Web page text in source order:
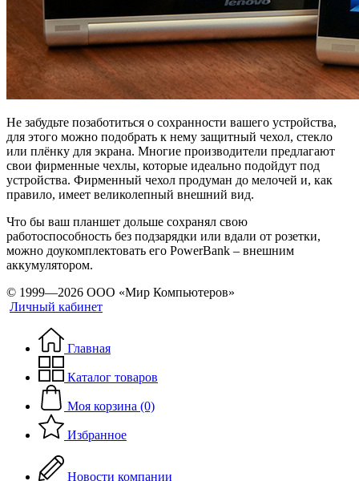
Не забудьте позаботиться о сохранности вашего устройства,
для этого можно подобрать к нему защитный чехол, стекло
или плёнку для экрана. Многие производители предлагают
свои фирменные чехлы, которые идеально подойдут под
устройства. Фирменный чехол продуман до мелочей и, как
правило, имеет великолепный внешний вид.
Что бы ваш планшет дольше сохранял свою
работоспособность без подзарядки или вдали от розетки,
можно доукомплектовать его PowerBank – внешним
аккумулятором.
© 1999—2026 ООО «Мир Компьютеров»
Личный кабинет
Главная
Каталог товаров
Моя корзина (0)
Избранное
Новости компании